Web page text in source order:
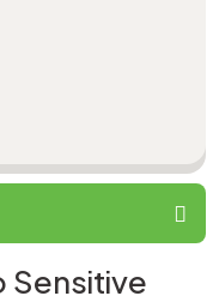
Sensitive